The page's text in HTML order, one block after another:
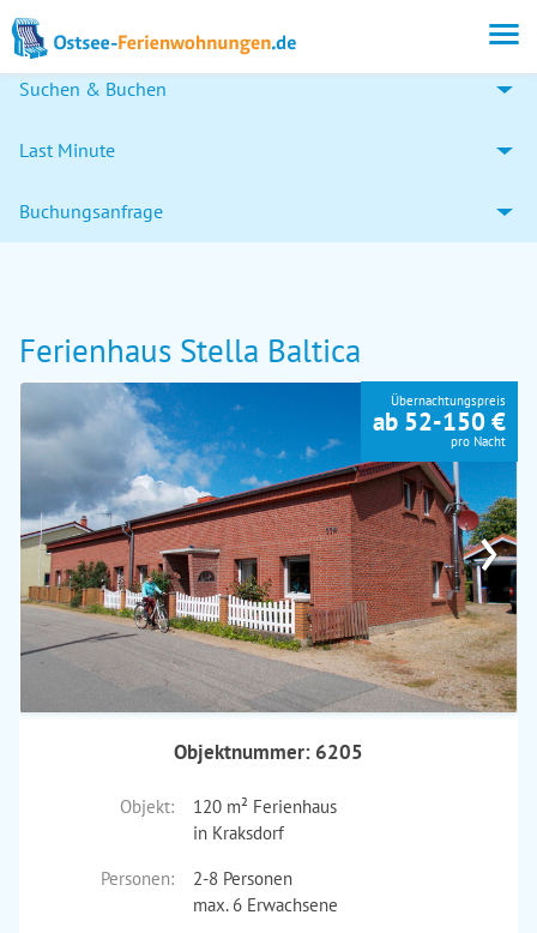
Suchen & Buchen
Last Minute
Buchungsanfrage
Ferienhaus Stella Baltica
›
Übernachtungspreis
ab 52-150 €
pro Nacht
Objektnummer: 6205
Objekt:
120 m² Ferienhaus
in Kraksdorf
Personen:
2-8 Personen
max. 6 Erwachsene